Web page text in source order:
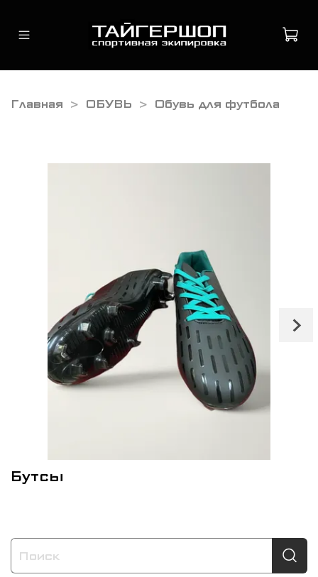
Главная ОБУВЬ Обувь для футбола
Бутсы